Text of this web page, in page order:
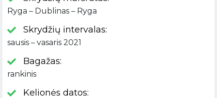
Ryga – Dublinas – Ryga
Skrydžių intervalas:
sausis – vasaris 2021
Bagažas:
rankinis
Kelionės datos: